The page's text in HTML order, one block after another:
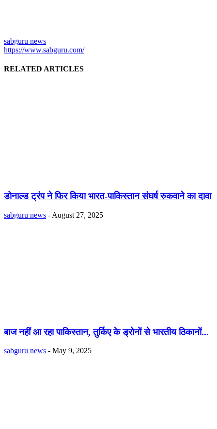
sabguru news
https://www.sabguru.com/
RELATED ARTICLES
डोनाल्ड ट्रंप ने फिर किया भारत-पाकिस्तान संघर्ष रुकवाने का दावा
sabguru news - August 27, 2025
बाज नहीं आ रहा पाकिस्तान, तुर्किए के ड्रोनों से भारतीय ठिकानों...
sabguru news - May 9, 2025